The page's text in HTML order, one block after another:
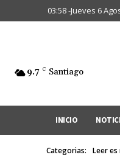
03:58 -Jueves 6
9.7 C Santiago
INICIO
Categorias: Leer